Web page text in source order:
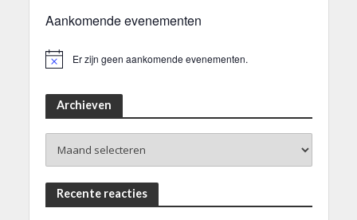
Aankomende evenementen
Er zijn geen aankomende evenementen.
Archieven
Recente reacties